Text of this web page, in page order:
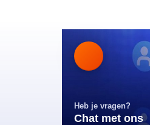
Heb je vragen?
Chat met ons